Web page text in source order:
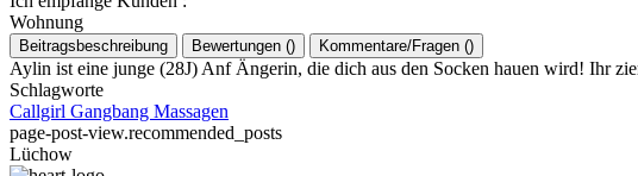
Wohnung
Beitragsbeschreibung Bewertungen () Kommentare/Fragen ()
Aylin ist eine junge (28J) Anf Ängerin, die dich aus den Socken hauen wird! Ihr
Schlagworte
Callgirl Gangbang Massagen
page-post-view.recommended_posts
Lüchow